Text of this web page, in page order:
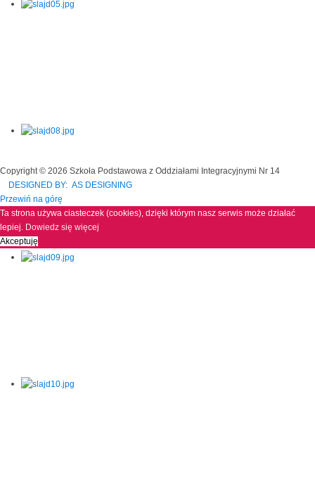
Copyright © 2026 Szkoła Podstawowa z Oddziałami Integracyjnymi Nr 14
DESIGNED BY: AS DESIGNING
Przewiń na górę
Ta strona używa ciasteczek (cookies), dzięki którym nasz serwis może działać
lepiej. Dowiedz się więcej
Akceptuję